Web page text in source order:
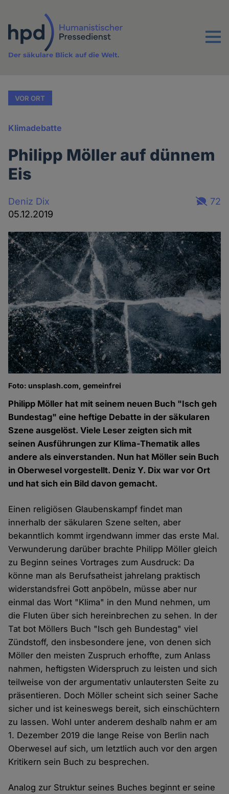
Inhalt
Menu
Der säkulare Blick auf die Welt.
VOR ORT
Klimadebatte
Philipp Möller auf dünnem
Eis
Deniz Dix
05.12.2019
72
Foto: unsplash.com, gemeinfrei
Philipp Möller hat mit seinem neuen Buch "Isch geh
Bundestag" eine heftige Debatte in der säkularen
Szene ausgelöst. Viele Leser zeigten sich mit
seinen Ausführungen zur Klima-Thematik alles
andere als einverstanden. Nun hat Möller sein Buch
in Oberwesel vorgestellt. Deniz Y. Dix war vor Ort
und hat sich ein Bild davon gemacht.
Einen religiösen Glaubenskampf findet man
innerhalb der säkularen Szene selten, aber
bekanntlich kommt irgendwann immer das erste Mal.
Verwunderung darüber brachte Philipp Möller gleich
zu Beginn seines Vortrages zum Ausdruck: Da
könne man als Berufsatheist jahrelang praktisch
widerstandsfrei Gott anpöbeln, müsse aber nur
einmal das Wort "Klima" in den Mund nehmen, um
die Fluten über sich hereinbrechen zu sehen. In der
Tat bot Möllers Buch "Isch geh Bundestag" viel
Zündstoff, den insbesondere jene, von denen sich
Möller den meisten Zuspruch erhoffte, zum Anlass
nahmen, heftigsten Widerspruch zu leisten und sich
teilweise von der argumentativ unlautersten Seite zu
präsentieren. Doch Möller scheint sich seiner Sache
sicher und ist keineswegs bereit, sich einschüchtern
zu lassen. Wohl unter anderem deshalb nahm er am
1. Dezember 2019 die lange Reise von Berlin nach
Oberwesel auf sich, um letztlich auch vor den argen
Kritikern sein Buch zu besprechen.
Analog zur Struktur seines Buches beginnt er seine